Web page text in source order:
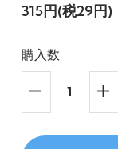
315円(税29円)
購入数